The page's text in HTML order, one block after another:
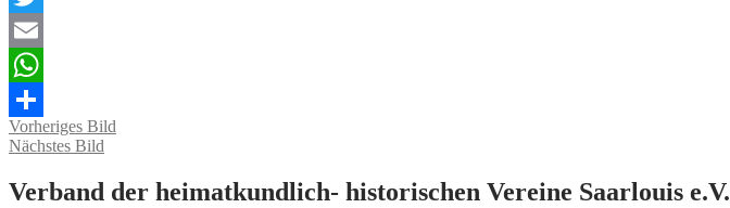
Twitter
Email
WhatsApp
Teilen
Vorheriges Bild
Nächstes Bild
Verband der heimatkundlich- historischen Vereine Saarlouis e.V.